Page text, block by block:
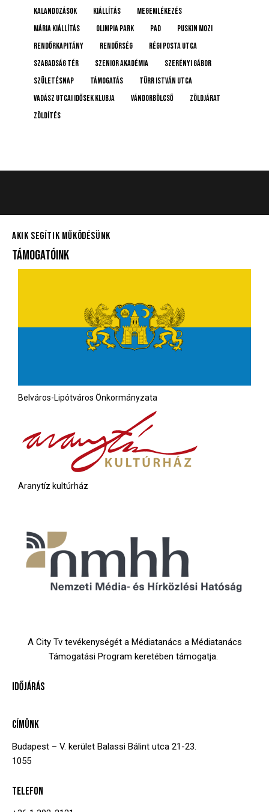
Kalandozások
kiállítás
megemlékezés
Mária kiállítás
Olimpia Park pad
Puskin mozi
rendőrkapitány
rendőrség
Régi posta utca
Szabadság tér
Szenior Akadémia
Szerényi Gábor
születésnap
támogatás
Türr István utca
Vadász Utcai Idősek Klubja
Vándorbölcső
Zöldjárat
Zöldítés
AKIK SEGÍTIK MŰKÖDÉSÜNK
TÁMOGATÓINK
Belváros-Lipótváros Önkormányzata
Aranytíz kultúrház
A City Tv tevékenységét a Médiatanács a Médiatanács
Támogatási Program keretében támogatja.
IDŐJÁRÁS
CÍMÜNK
Budapest – V. kerület Balassi Bálint utca 21-23.
1055
TELEFON